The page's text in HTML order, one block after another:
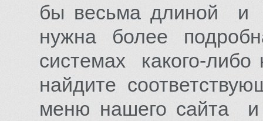
бы весьма длиной и
нужна более
системах какого-либо
найдите
меню нашего сайта